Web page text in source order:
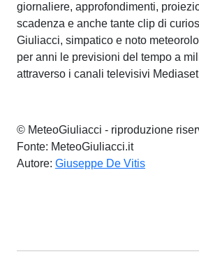
giornaliere, approfondimenti,
scadenza e anche tante clip di
Giuliacci, simpatico e noto
per anni le previsioni del tempo a
attraverso i canali televisivi
© MeteoGiuliacci - riproduzione
Fonte: MeteoGiuliacci.it
Autore: Giuseppe De Vitis